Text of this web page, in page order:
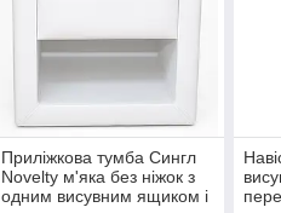
Приліжкова тумба Сингл
Novelty м'яка без ніжок з
одним висувним ящиком і